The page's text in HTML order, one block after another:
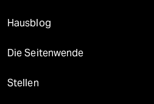
Hausblog
Die Seitenwende
Stellen